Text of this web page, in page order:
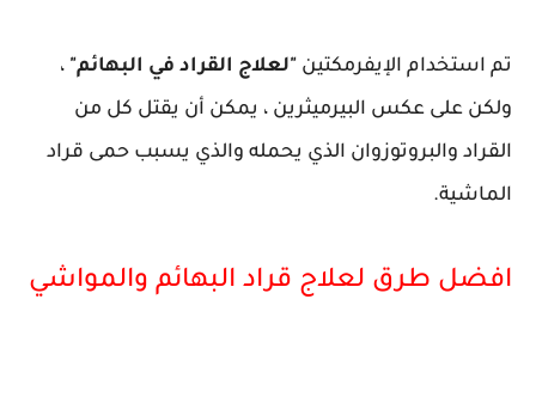
تم استخدام الإيفرمكتين "لعلاج القراد في البهائم" ،
ولكن على عكس البيرميثرين ، يمكن أن يقتل كل من
القراد والبروتوزوان الذي يحمله والذي يسبب حمى قراد
الماشية.
افضل طرق لعلاج قراد البهائم والمواشي